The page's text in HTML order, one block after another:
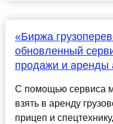
«Биржа
обновленный
продажи и аренды
С помощью сервиса
взять в аренду
прицеп и